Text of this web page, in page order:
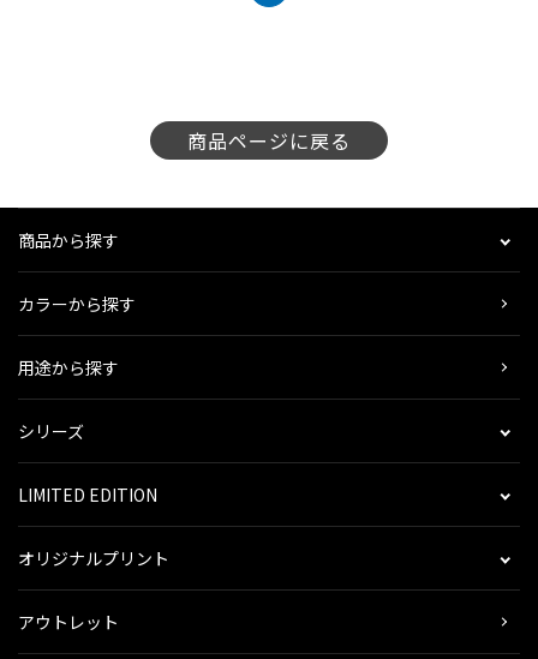
商品ページに戻る
商品から探す
カラーから探す
用途から探す
シリーズ
LIMITED EDITION
オリジナルプリント
アウトレット